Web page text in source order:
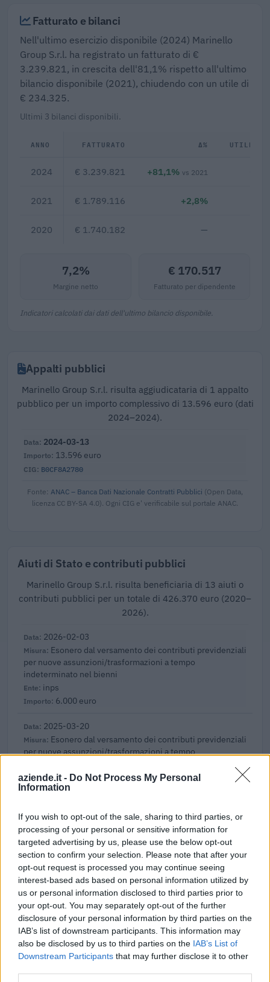
aziende.it - Do Not Process My Personal
Information
If you wish to opt-out of the sale, sharing to third parties, or
processing of your personal or sensitive information for
targeted advertising by us, please use the below opt-out
section to confirm your selection. Please note that after your
opt-out request is processed you may continue seeing
interest-based ads based on personal information utilized by
us or personal information disclosed to third parties prior to
your opt-out. You may separately opt-out of the further
disclosure of your personal information by third parties on the
IAB’s list of downstream participants. This information may
also be disclosed by us to third parties on the IAB’s List of
Downstream Participants that may further disclose it to other
Fatturato e bilanci
Nell'ultimo esercizio disponibile (2024) Marinello
Group S.r.l. ha registrato un fatturato di €
3.239.821, in crescita dell'81,1% rispetto all'ultimo
bilancio disponibile (2021), chiudendo con un utile di
€ 234.325.
Ultimi 3 bilanci disponibili.
ANNO FATTURATO Δ% UTILE/
2024 € 3.239.821 +81,1% vs 2021
2021 € 1.789.116 +2,8%
2020 € 1.740.182 —
7,2%
Margine netto
€ 170.517
Fatturato per dipendente
Indicatori calcolati dai dati dell'ultimo bilancio disponibile.
Appalti pubblici
Marinello Group S.r.l. risulta aggiudicataria di 1 appalto
pubblico per un importo complessivo di 13.596 euro (dati
2024–2024).
B0CF8A2780
2024-03-13
13.596 euro
Fonte: ANAC – Banca Dati Nazionale Contratti Pubblici (Open Data,
licenza CC BY-SA 4.0). Ogni CIG e' verificabile sul portale ANAC.
Aiuti di Stato e contributi pubblici
Marinello Group S.r.l. risulta beneficiaria di 13 aiuti o
contributi pubblici per un totale di 426.370 euro (2020–
2026).
2026-02-03
Esonero dal versamento dei contributi previdenziali
per nuove assunzioni/trasformazioni a tempo
indeterminato nel bienni
inps
6.000 euro
2025-03-20
Esonero dal versamento dei contributi previdenziali
per nuove assunzioni/trasformazioni a tempo
inps
3.934 euro
2025-01-27
Esonero dal versamento dei contributi previdenziali
per nuove assunzioni/trasformazioni a tempo
indeterminato nel bienni
inps
6.000 euro
2023-05-31
Contributo a fondo perduto [e modifiche ai sensi
della decisione SA. 62668 e decisione C(2022) 171 final)
SA 101076)
agenzia delle entrate